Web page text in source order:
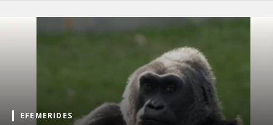
EFEMERIDES